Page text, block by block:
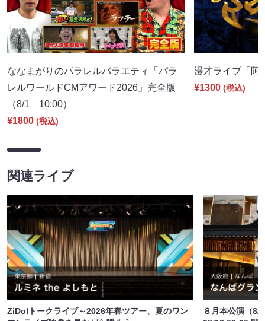
ななまがりのパラレルバラエティ「パラ
レルワールドCMアワード2026」完全版
（8/1 10:00）
¥1800 (税込)
漫才ライブ「
¥1300 (税込)
関連ライブ
ZiDolトークライブ～2026年春ツアー、夏のワン
８月本公演（8/